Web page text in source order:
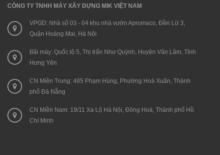
CÔNG TY TNHH MÁY XÂY DỰNG MIK VIỆT NAM
VPGD: Nhà số 03 - 04 khu nhà vườn Apromaco, Đền Lừ 3,
Quận Hoàng Mai, Hà Nội
Bãi máy: Quốc lộ 5, Thị trấn Như Quỳnh, Huyện Văn Lâm, Tỉnh
Hưng Yên
CN Miền Trung: 485 Phạm Hùng, Phường Hoà Xuân, Thành
phố Đà Nẵng
CN Miền Nam: 19/11 Xa Lộ Hà Nội, Đông Hoà, Thành phố Hồ
Chí Minh